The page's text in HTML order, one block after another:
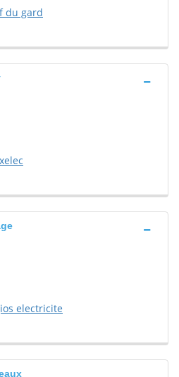
du gard
electricite